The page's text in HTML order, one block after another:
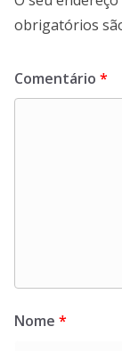
obrigatórios
Comentário *
Nome *